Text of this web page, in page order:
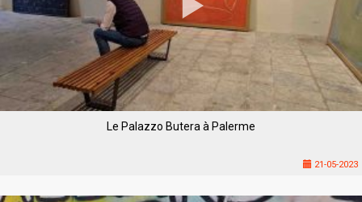
Le Palazzo Butera à Palerme
21-05-2023